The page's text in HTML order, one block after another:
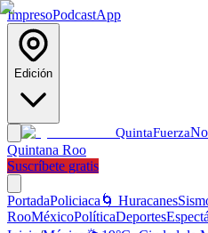
ImpresoPodcastApp
Edición
QuintaFuerza
Quintana Roo
Suscríbete gratis
PortadaPoliciaca 🌀 Huracanes
RooMéxicoPolíticaDeportes